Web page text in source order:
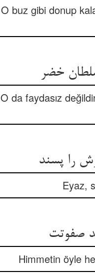
O buz gibi donup
O da faydasız
Eyaz,
Himmetin öyle